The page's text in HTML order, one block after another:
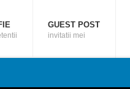
GUEST POST
invitatii mei